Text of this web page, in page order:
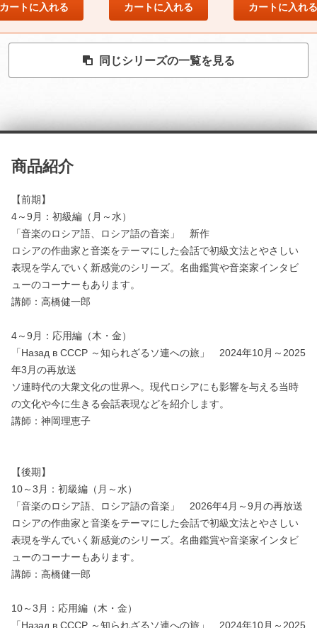
カートに入れる カートに入れる カートに入れる
同じシリーズの一覧を見る
商品紹介
【前期】
4～9月：初級編（月～水）
「音楽のロシア語、ロシア語の音楽」 新作
ロシアの作曲家と音楽をテーマにした会話で初級文法とやさしい
表現を学んでいく新感覚のシリーズ。名曲鑑賞や音楽家インタビ
ューのコーナーもあります。
講師：高橋健一郎
4～9月：応用編（木・金）
「Назад в СССР ～知られざるソ連への旅」 2024年10月～2025
年3月の再放送
ソ連時代の大衆文化の世界へ。現代ロシアにも影響を与える当時
の文化や今に生きる会話表現などを紹介します。
講師：神岡理恵子
【後期】
10～3月：初級編（月～水）
「音楽のロシア語、ロシア語の音楽」 2026年4月～9月の再放送
ロシアの作曲家と音楽をテーマにした会話で初級文法とやさしい
表現を学んでいく新感覚のシリーズ。名曲鑑賞や音楽家インタビ
ューのコーナーもあります。
講師：高橋健一郎
10～3月：応用編（木・金）
「Назад в СССР ～知られざるソ連への旅」 2024年10月～2025